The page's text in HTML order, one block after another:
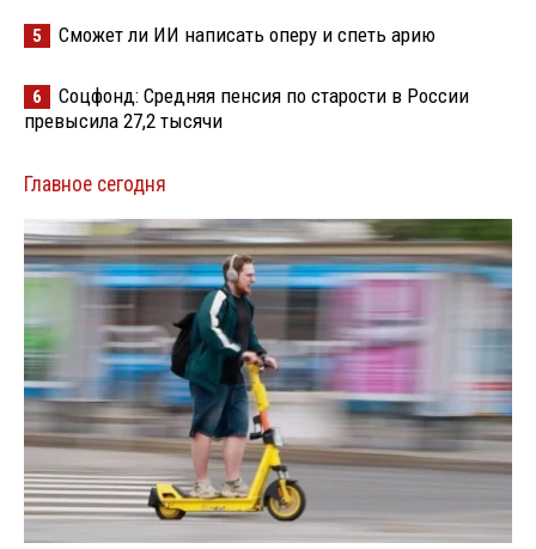
5 Сможет ли ИИ написать оперу и спеть арию
6
Соцфонд: Средняя пенсия по старости в России
превысила 27,2 тысячи
Главное сегодня